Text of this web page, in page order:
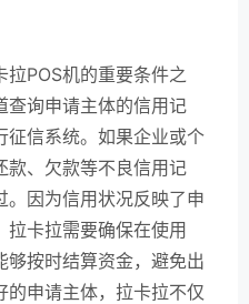
拉POS机的重要条件之
查询申请主体的信用记
征信系统。如果企业或个
款、欠款等不良信用记
。因为信用状况反映了申
卡拉需要确保在使用
够按时结算资金，避免出
的申请主体，拉卡拉不仅